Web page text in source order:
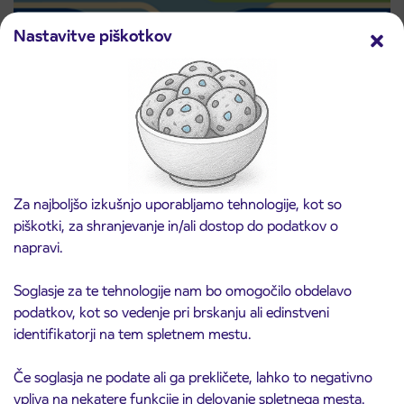
Nastavitve piškotkov
Za najboljšo izkušnjo uporabljamo tehnologije, kot so
piškotki, za shranjevanje in/ali dostop do podatkov o
napravi.
Soglasje za te tehnologije nam bo omogočilo obdelavo
podatkov, kot so vedenje pri brskanju ali edinstveni
identifikatorji na tem spletnem mestu.
Če soglasja ne podate ali ga prekličete, lahko to negativno
vpliva na nekatere funkcije in delovanje spletnega mesta.
Predprodaja dijaških subvencioniranih IJPP
vozovnic za šolsko leto 2026/2027 se začne